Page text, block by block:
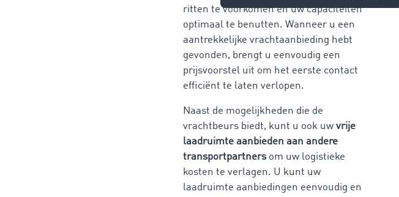
ritten te voorkomen en uw capaciteiten
optimaal te benutten. Wanneer u een
aantrekkelijke vrachtaanbieding hebt
gevonden, brengt u eenvoudig een
prijsvoorstel uit om het eerste contact
efficiënt te laten verlopen.
Naast de mogelijkheden die de
vrachtbeurs biedt, kunt u ook uw vrije
laadruimte aanbieden aan andere
transportpartnersom uw logistieke
kosten te verlagen. U kunt uw
laadruimte aanbiedingen eenvoudig en